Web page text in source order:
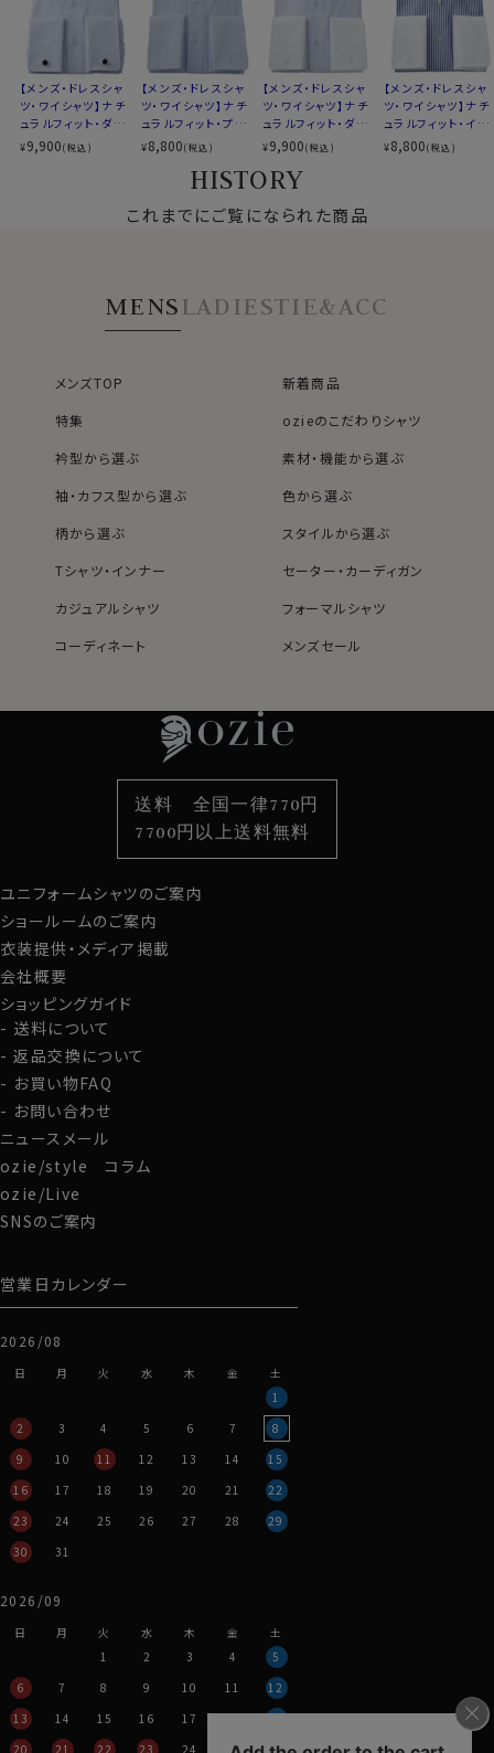
アンタイド（ノーネクタイ）で着用するとややオープンカラ
ー気味に開く絶妙なラインがとても小粋！
タイドアップはもちろんですが、ビジネスシーンをアンタイ
ド（ノーネクタイ）で、そして上品カジュアルシャツとして
着用するのに非常におすすめの衿型です。
ozieではネクタイとの相性がいいホリゾンタルカ
さらにクレリックにすることにより、白い衿と身頃のコント
より一層上品で清潔感あふれる印象を与えます。
していただきたいシャツです。
●ダブルカフスシャツ
袖口を折り返してカフリンクス（カフスボタン）で留める
ジャケットの袖口から覗く立体感のあるカフスとカフリン
クスが魅せる、こだわりディティールです。
ビジネスシーンでの着用の際は、カフリンクスの選び方に
ルールはありません。
スーツの色や気分でお好みのカフリンクスに付け替えて、
コーディネイトをよりお楽しみください。
●カフリンクス（カフスボタン）をご希望のお客様には付
属いたします！
カート部分にて組紐カフリンクスの有無をご選択くださ
い。
ご希望の方は、「希望する」
ご不要の方は、「不要」
カフスボタンをお持ちでなくてもすぐにご着用いただけま
す。
S-37～LL-43・3L-45･4L-47cm / トールM-88・L-90・
LL-90cm・全１２サイズにてご用意。(サイズ表C)
スポット商品につき再入荷はございませんのでご了承く
41114
▼スポット商品につき再入荷はございませんのでご了承
▼ナチュラルフィットとは？
後ろ身頃にダーツを入れて、ウエスト部分をやや絞ったス
タイルです。
適度に絞ったウエストラインは細すぎず、それでいてダボ
つきのないシルエット。
着心地を考え、細いだけのシャツとは一線を画したつくり
になっています。
【メンズ・ドレスシャ
ツ・ワイシャツ】ナチ
ュラルフィット・ダブ
ルカフス・プレミアム
コットン・120番手
¥9,900(税込)
【メンズ・ドレスシャ
ツ・ワイシャツ】ナチ
ュラルフィット・プレ
ミアムコットン・ダブ
ルカフス・形態安定・
ホリゾンタルカラ
ー・カッタウェイ・ポ
ケット無し
¥8,800(税込)
【メンズ・ドレスシャ
ツ・ワイシャツ】ナチ
ュラルフィット・ダブ
ルカフス・プレミアム
コットン120番手双
糸・イージーケア・オ
ックスフォード・ワイ
ドカラー・クレリッ
¥9,900(税込)
【メンズ・ドレスシャ
ツ・ワイシャツ】ナチ
ュラルフィット・イー
ジーケア・ブロード・
ダブルカフス・ホリゾ
¥8,800(税込)
HISTORY
これまでにご覧になられた商品
MENSLADIESTIE&ACC
メンズTOP
新着商品
特集
ozieのこだわりシャツ
衿型から選ぶ
素材・機能から選ぶ
袖・カフス型から選ぶ
色から選ぶ
柄から選ぶ
スタイルから選ぶ
Tシャツ・インナー
セーター・カーディガン
カジュアルシャツ
フォーマルシャツ
コーディネート
メンズセール
袖・カフス型から選ぶ
色から選ぶ
柄から選ぶ
スタイルから選ぶ
カジュアルシャツ
定番シャツ
カフスボタン
サスペンダー
財布・名刺入れ
バッグ
ストール・マフラー
グローブ
ユニフォームシャツのご案内
ショールームのご案内
衣装提供・メディア掲載
会社概要
ショッピングガイド
送料について
返品交換について
お買い物FAQ
お問い合わせ
ニュースメール
ozie/style コラム
ozie/Live
SNSのご案内
営業日カレンダー
2026/08
日 月 火 水 木 金
土
1
2
3 4 5 6 7
8
9
10 11 12 13 14
15
16
17 18 19 20 21
22
23
24 25 26 27 28
29
30
31
2026/09
日 月 火 水 木 金
土
1
2 3 4
5
6
7 8 9 10 11
12
13
14 15 16 17 18
19
20
21 22 23 24 25 26
送料 全国一律770円
7700円以上送料無料